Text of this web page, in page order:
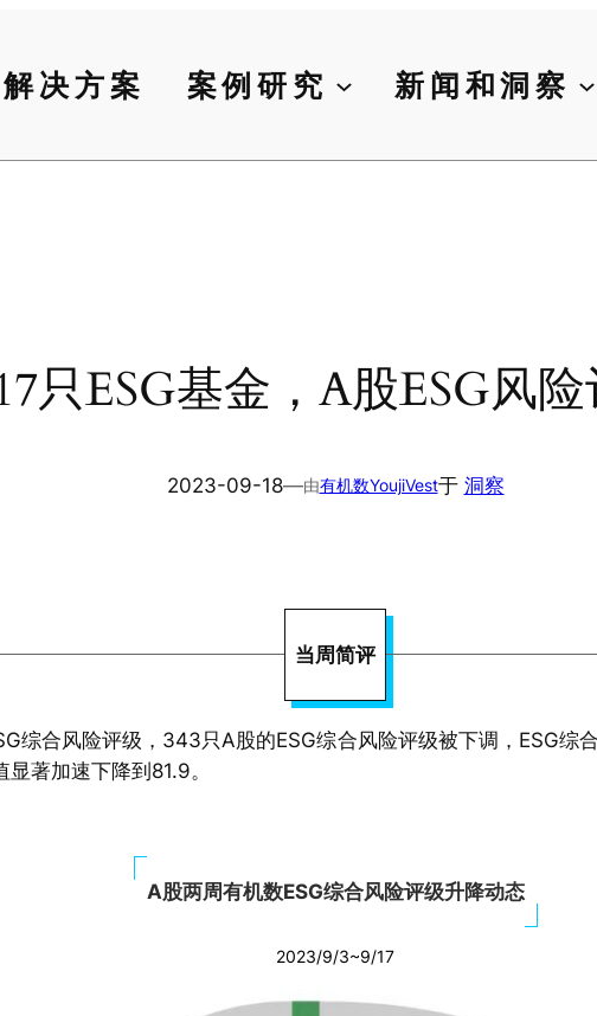
解决方案 案例研究 新闻和洞察
只ESG基金，A股ESG风
2023-09-18—由有机数YoujiVest于 洞察
当周简评
综合风险评级，343只A股的ESG综合风险评级被下调，ESG综
著加速下降到81.9。
A股两周有机数ESG综合风险评级升降动态
2023/9/3~9/17